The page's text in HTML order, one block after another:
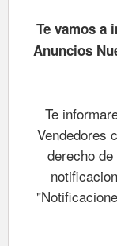
Te vamos a
Anuncios
Te
Vendedores
derecho